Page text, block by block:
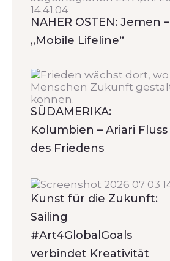
NAHER OSTEN: Jemen –
„Mobile Lifeline“
SÜDAMERIKA:
Kolumbien – Ariari Fluss
des Friedens
Kunst für die Zukunft:
Sailing
#Art4GlobalGoals
verbindet Kreativität